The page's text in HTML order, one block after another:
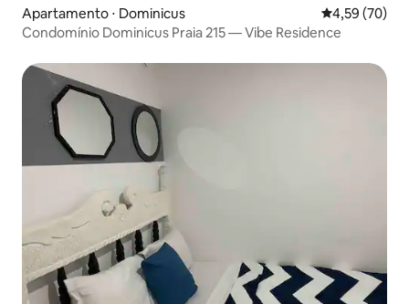
Apartamento ⋅ Dominicus 4,59 de uma
4,59 (70)
Condomínio Dominicus Praia 215 — Vibe Residence